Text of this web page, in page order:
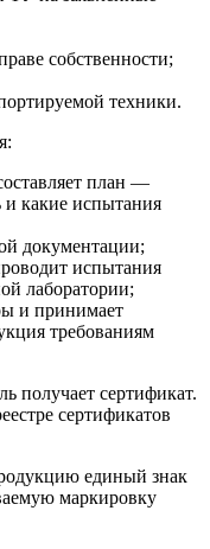
собственности;
техники.
план —
какие испытания
документации;
испытания
лаборатории;
и принимает
требованиям
получает сертификат.
сертификатов
единый знак
маркировку